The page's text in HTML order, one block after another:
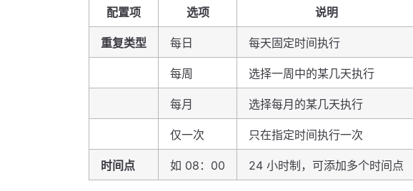
配置项 选项 说明
重复类型 每日 每天固定时间执行
每周 选择一周中的某几天执行
每月 选择每月的某几天执行
仅一次 只在指定时间执行一次
时间点 如 08：00 24 小时制，可添加多个时间点